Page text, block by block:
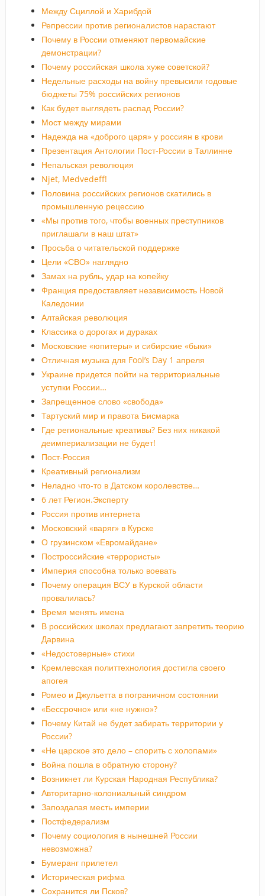
Между Сциллой и Харибдой
Репрессии против регионалистов нарастают
Почему в России отменяют первомайские
демонстрации?
Почему российская школа хуже советской?
Недельные расходы на войну превысили годовые
бюджеты 75% российских регионов
Как будет выглядеть распад России?
Мост между мирами
Надежда на «доброго царя» у россиян в крови
Презентация Антологии Пост-России в Таллинне
Непальская революция
Njet, Medvedeff!
Половина российских регионов скатились в
промышленную рецессию
«Мы против того, чтобы военных преступников
приглашали в наш штат»
Просьба о читательской поддержке
Цели «СВО» наглядно
Замах на рубль, удар на копейку
Франция предоставляет независимость Новой
Каледонии
Алтайская революция
Классика о дорогах и дураках
Московские «юпитеры» и сибирские «быки»
Отличная музыка для Fool’s Day 1 апреля
Украине придется пойти на территориальные
уступки России…
Запрещенное слово «свобода»
Тартуский мир и правота Бисмарка
Где региональные креативы? Без них никакой
деимпериализации не будет!
Пост-Россия
Креативный регионализм
Неладно что-то в Датском королевстве…
6 лет Регион.Эксперту
Россия против интернета
Московский «варяг» в Курске
О грузинском «Евромайдане»
Построссийские «террористы»
Империя способна только воевать
Почему операция ВСУ в Курской области
провалилась?
Время менять имена
В российских школах предлагают запретить теорию
Дарвина
«Недостоверные» стихи
Кремлевская политтехнология достигла своего
апогея
Ромео и Джульетта в пограничном состоянии
«Бессрочно» или «не нужно»?
Почему Китай не будет забирать территории у
России?
«Не царское это дело – спорить с холопами»
Война пошла в обратную сторону?
Возникнет ли Курская Народная Республика?
Авторитарно-колониальный синдром
Запоздалая месть империи
Постфедерализм
Почему социология в нынешней России
невозможна?
Бумеранг прилетел
Историческая рифма
Сохранится ли Псков?